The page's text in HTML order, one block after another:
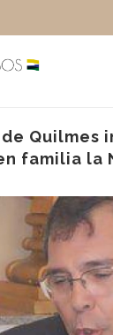
Quilmes
familia la